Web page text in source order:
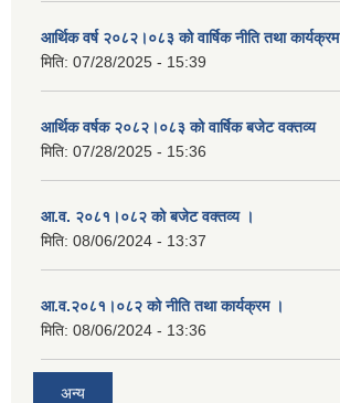
आर्थिक वर्ष २०८२।०८३ को वार्षिक नीति तथा कार्यक्रम
मिति: 07/28/2025 - 15:39
आर्थिक वर्षक २०८२।०८३ को वार्षिक बजेट वक्तव्य
मिति: 07/28/2025 - 15:36
आ.व. २०८१।०८२ को बजेट वक्तव्य ।
मिति: 08/06/2024 - 13:37
आ.व.२०८१।०८२ को नीति तथा कार्यक्रम ।
मिति: 08/06/2024 - 13:36
अन्य